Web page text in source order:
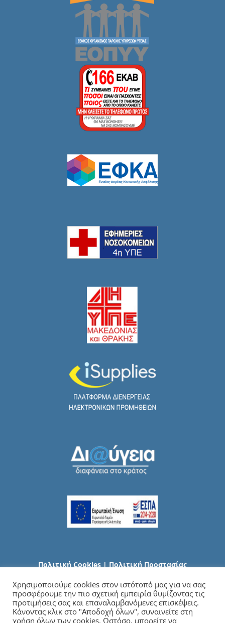
Πολιτική Cookies | Πολιτική Προστασίας
Χρησιμοποιούμε cookies στον ιστότοπό μας για να σας
προσφέρουμε την πιο σχετική εμπειρία θυμίζοντας τις
προτιμήσεις σας και επαναλαμβανόμενες επισκέψεις.
Κάνοντας κλικ στο "Αποδοχή όλων", συναινείτε στη
χρήση όλων των cookies. Ωστόσο, μπορείτε να